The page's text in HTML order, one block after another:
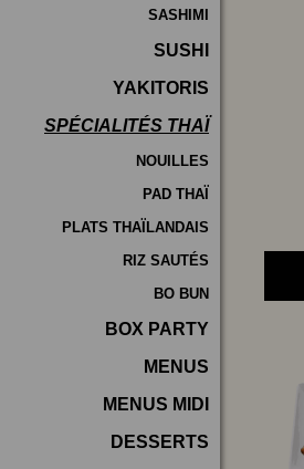
SASHIMI
SUSHI
YAKITORIS
SPÉCIALITÉS THAÏ
NOUILLES
PAD THAÏ
PLATS THAÏLANDAIS
RIZ SAUTÉS
BO BUN
BOX PARTY
MENUS
MENUS MIDI
DESSERTS